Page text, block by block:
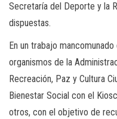
Secretaría del Deporte y la
dispuestas.
En un trabajo
organismos de la
Recreación, Paz y Cultura
Bienestar Social con el
otros, con el objetivo de